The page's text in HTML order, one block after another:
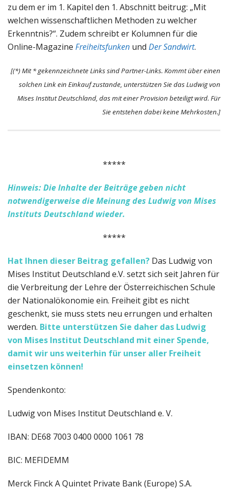
zu dem er im 1. Kapitel den 1. Abschnitt beitrug: „Mit
welchen wissenschaftlichen Methoden zu welcher
Erkenntnis?“. Zudem schreibt er Kolumnen für die
Online-Magazine Freiheitsfunken und Der Sandwirt.
[(*) Mit * gekennzeichnete Links sind Partner-Links. Kommt über einen
solchen Link ein Einkauf zustande, unterstützen Sie das Ludwig von
Mises Institut Deutschland, das mit einer Provision beteiligt wird. Für
Sie entstehen dabei keine Mehrkosten.]
*****
Hinweis: Die Inhalte der Beiträge geben nicht
notwendigerweise die Meinung des Ludwig von Mises
Instituts Deutschland wieder.
*****
Hat Ihnen dieser Beitrag gefallen? Das Ludwig von
Mises Institut Deutschland e.V. setzt sich seit Jahren für
die Verbreitung der Lehre der Österreichischen Schule
der Nationalökonomie ein. Freiheit gibt es nicht
geschenkt, sie muss stets neu errungen und erhalten
werden. Bitte unterstützen Sie daher das Ludwig
von Mises Institut Deutschland mit einer Spende,
damit wir uns weiterhin für unser aller Freiheit
einsetzen können!
Spendenkonto:
Ludwig von Mises Institut Deutschland e. V.
IBAN: DE68 7003 0400 0000 1061 78
BIC: MEFIDEMM
Merck Finck A Quintet Private Bank (Europe) S.A.